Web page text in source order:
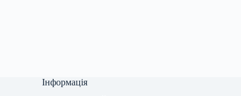
Інформація